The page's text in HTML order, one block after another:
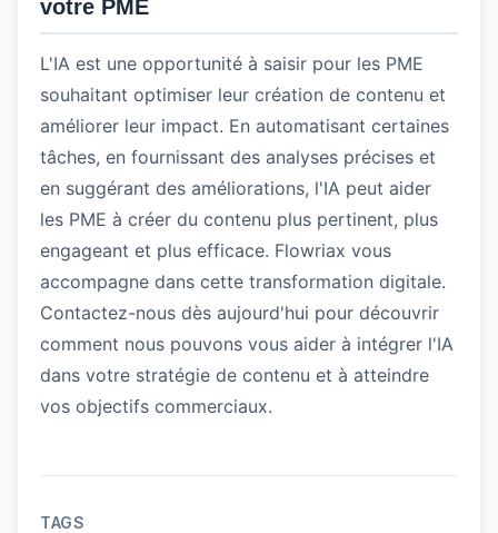
votre PME
L'IA est une opportunité à saisir pour les PME
souhaitant optimiser leur création de contenu et
améliorer leur impact. En automatisant certaines
tâches, en fournissant des analyses précises et
en suggérant des améliorations, l'IA peut aider
les PME à créer du contenu plus pertinent, plus
engageant et plus efficace. Flowriax vous
accompagne dans cette transformation digitale.
Contactez-nous dès aujourd'hui pour découvrir
comment nous pouvons vous aider à intégrer l'IA
dans votre stratégie de contenu et à atteindre
vos objectifs commerciaux.
TAGS